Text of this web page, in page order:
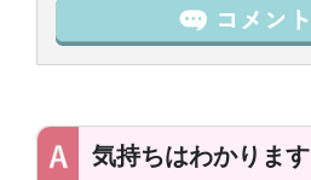
気持ちはわかります